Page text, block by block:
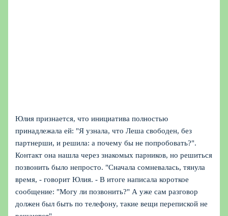
Юлия признается, что инициатива полностью
принадлежала ей: "Я узнала, что Леша свободен, без
партнерши, и решила: а почему бы не попробовать?".
Контакт она нашла через знакомых парников, но решиться
позвонить было непросто. "Сначала сомневалась, тянула
время, - говорит Юлия. - В итоге написала короткое
сообщение: "Могу ли позвонить?" А уже сам разговор
должен был быть по телефону, такие вещи перепиской не